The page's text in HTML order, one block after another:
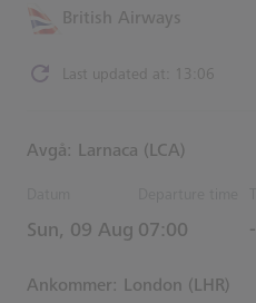
British Airways
Last updated at: 13:06
Avgå: Larnaca (LCA)
Sun, 09 Aug Estimated Tid
07:00 -
Ankommer: London (LHR)